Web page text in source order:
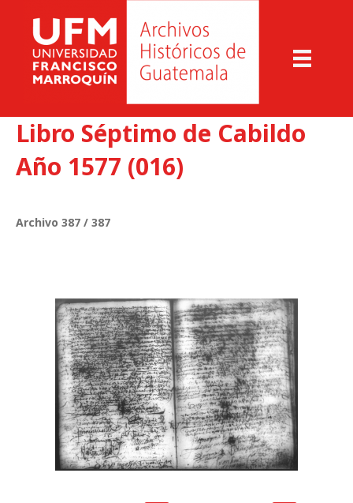
Libro Séptimo de Cabildo
Año 1577 (016)
Archivo 387 / 387